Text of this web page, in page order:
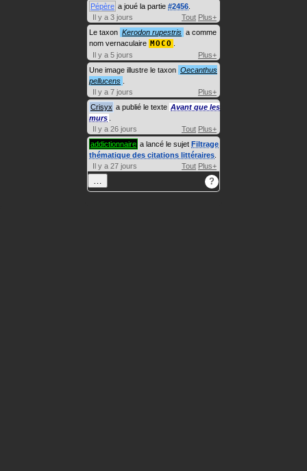
Pépère a joué la partie #2456
Il y a 3 jours
Tout Plus+
Le taxon Kerodon rupestris a comme
nom vernaculaire MOCO
Il y a 5 jours
Plus+
Une image illustre le taxon Oecanthus
pellucens
Il y a 7 jours
Plus+
Crisyx a publié le texte Avant que les
murs
Il y a 26 jours
Tout Plus+
addictionnaire a lancé le sujet Filtrage
thématique des citations littéraires
Il y a 27 jours
Tout Plus+
?